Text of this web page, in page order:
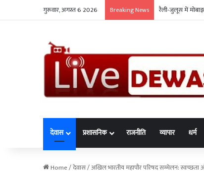
गुरूवार, अगस्त 6 2026 Breaking News रैली-जुलूस में
देवास प्रशासनिक राजनीति व्यापार धर्म
Home/देवास/अखिल भारतीय महापौर परिषद सम्मेलन: